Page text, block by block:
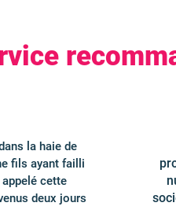
la haie de
fils ayant failli
cette
deux jours